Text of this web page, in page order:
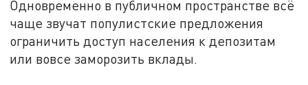
Одновременно в публичном пространстве всё
чаще звучат популистские предложения
ограничить доступ населения к депозитам
или вовсе заморозить вклады.